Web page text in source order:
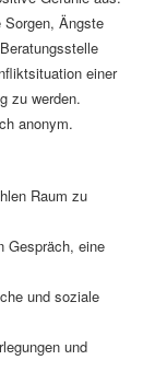
Ängste
einer
zu werden.
anonym.
Raum zu
Gespräch, eine
und soziale
und